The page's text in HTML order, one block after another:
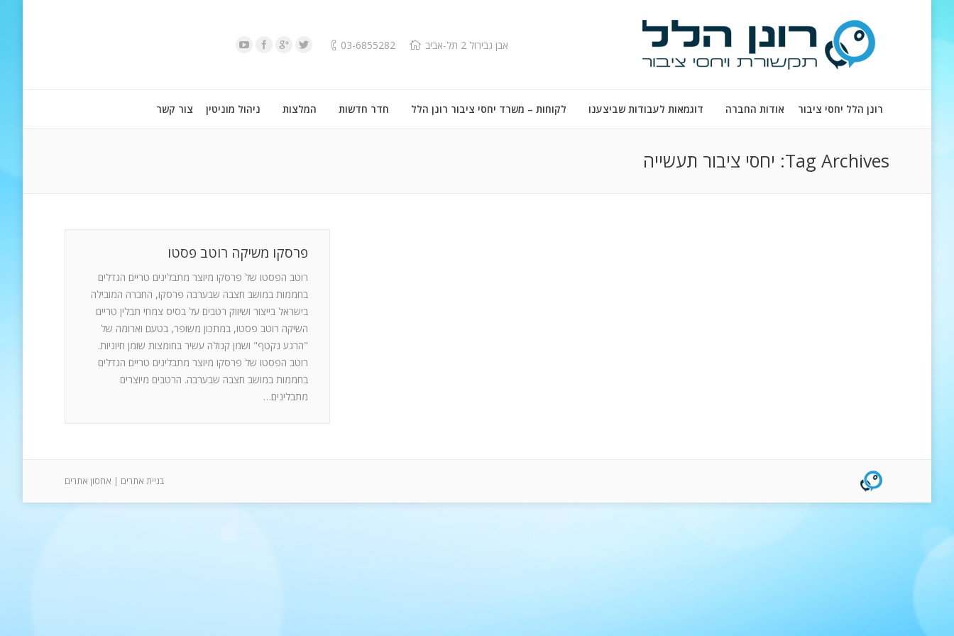
אבן גבירול 2 תל-אביב 03-6855282
רונן הלל יחסי ציבור אודות החברה דוגמאות לעבודות שביצענו לקוחות – משרד יחסי ציבור רונן הלל חדר חדשות המלצות ניהול מוניטין צור קשר
Tag Archives: יחסי ציבור תעשייה
פרסקו משיקה רוטב פסטו
רוטב הפסטו של פרסקו מיוצר מתבלינים טריים הגדלים
בחממות במושב חצבה שבערבה פרסקו, החברה המובילה
בישראל בייצור ושיווק רטבים על בסיס צמחי תבלין טריים
השיקה רוטב פסטו, במתכון משופר, בטעם וארומה של
"הרגע נקטף" ושמן קנולה עשיר בחומצות שומן חיוניות.
רוטב הפסטו של פרסקו מיוצר מתבלינים טריים הגדלים
בחממות במושב חצבה שבערבה. הרטבים מיוצרים
מתבלינים…
בניית אתרים | אחסון אתרים